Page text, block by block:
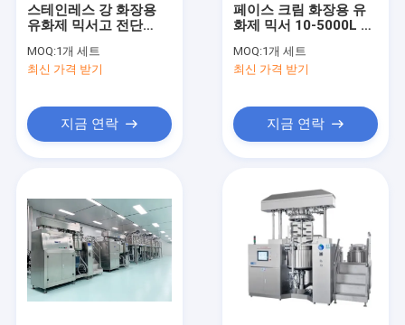
스테인레스 강 화장용
유화제 믹서고 전단
화기
MOQ:1개 세트
최신 가격 받기
지금 연락
페이스 크림 화장용 유
화제 믹서 10-5000L 글
MOQ:1개 세트
최신 가격 받기
지금 연락